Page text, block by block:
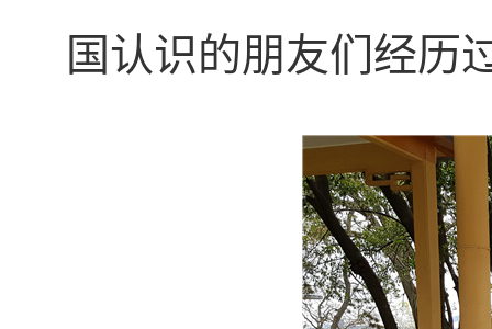
国认识的朋友们经历